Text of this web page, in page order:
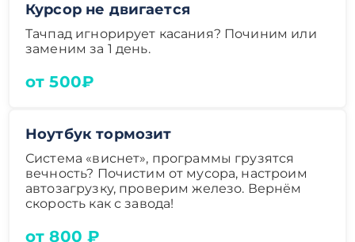
Курсор не двигается
Тачпад игнорирует касания? Починим или
заменим за 1 день.
от 500₽
Ноутбук тормозит
Система «виснет», программы грузятся
вечность? Почистим от мусора, настроим
автозагрузку, проверим железо. Вернём
скорость как с завода!
от 800 ₽